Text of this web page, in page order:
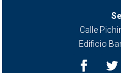
Calle
Edificio